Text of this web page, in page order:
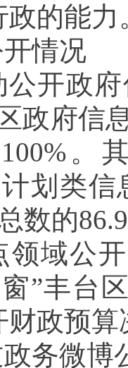
政的能力
情况
公开政
政府信
100% 。
计划类
数的86.9
领域公
”丰台
政预
政务微